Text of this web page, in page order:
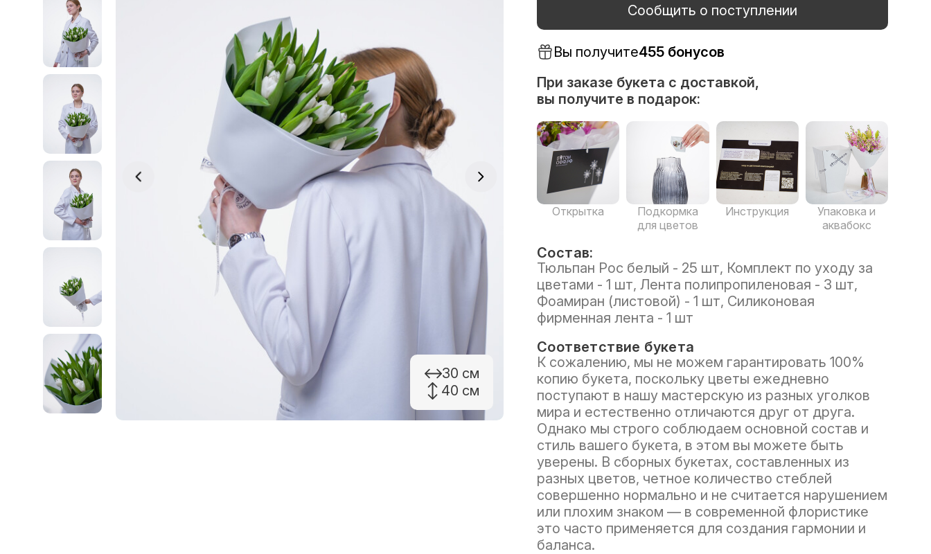
30 см
40 см
Сообщить о поступлении
Вы получите455 бонусов
При заказе букета с доставкой,
вы получите в подарок:
Открытка
Подкормка
для цветов
Инструкция
Упаковка и
аквабокс
Состав:
Тюльпан Рос белый - 25 шт, Комплект по уходу за
цветами - 1 шт, Лента полипропиленовая - 3 шт,
Фоамиран (листовой) - 1 шт, Силиконовая
фирменная лента - 1 шт
Соответствие букета
К сожалению, мы не можем гарантировать 100%
копию букета, поскольку цветы ежедневно
поступают в нашу мастерскую из разных уголков
мира и естественно отличаются друг от друга.
Однако мы строго соблюдаем основной состав и
стиль вашего букета, в этом вы можете быть
уверены. В сборных букетах, составленных из
разных цветов, четное количество стеблей
совершенно нормально и не считается нарушением
или плохим знаком — в современной флористике
это часто применяется для создания гармонии и
баланса.